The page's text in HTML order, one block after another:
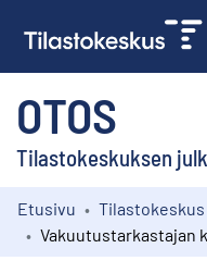
OTOS
Tilastokeskuksen
Kokoelmat
Etusivu Tilastokeskus